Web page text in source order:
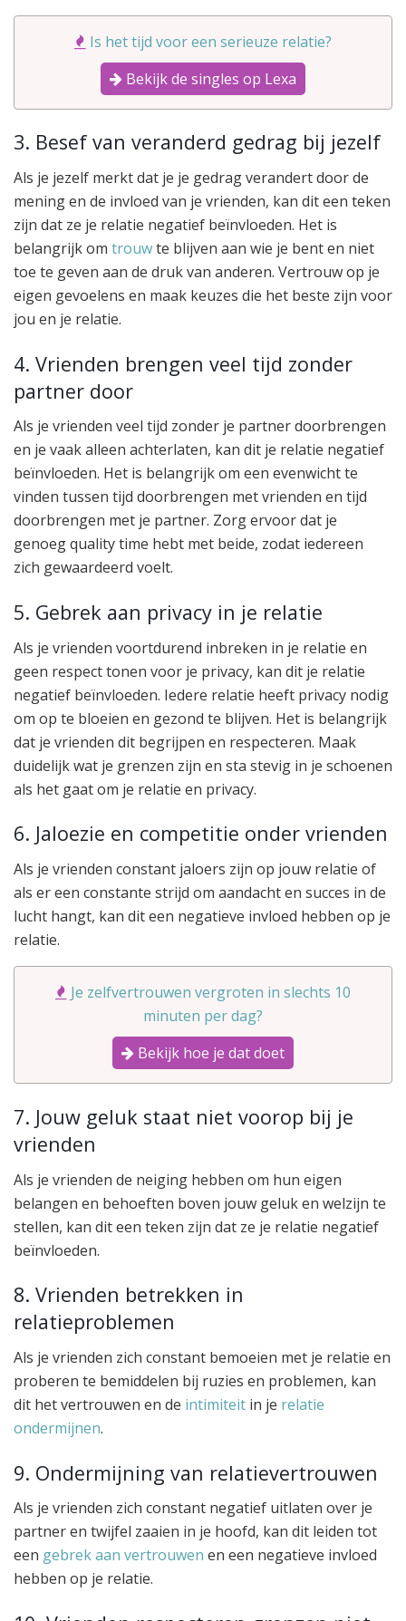
Is het tijd voor een serieuze relatie?
Bekijk de singles op Lexa
3. Besef van veranderd gedrag bij jezelf
Als je jezelf merkt dat je je gedrag verandert door de
mening en de invloed van je vrienden, kan dit een teken
zijn dat ze je relatie negatief beïnvloeden. Het is
belangrijk om trouwte blijven aan wie je bent en niet
toe te geven aan de druk van anderen. Vertrouw op je
eigen gevoelens en maak keuzes die het beste zijn voor
jou en je relatie.
4. Vrienden brengen veel tijd zonder
partner door
Als je vrienden veel tijd zonder je partner doorbrengen
en je vaak alleen achterlaten, kan dit je relatie negatief
beïnvloeden. Het is belangrijk om een evenwicht te
vinden tussen tijd doorbrengen met vrienden en tijd
doorbrengen met je partner. Zorg ervoor dat je
genoeg quality time hebt met beide, zodat iedereen
zich gewaardeerd voelt.
5. Gebrek aan privacy in je relatie
Als je vrienden voortdurend inbreken in je relatie en
geen respect tonen voor je privacy, kan dit je relatie
negatief beïnvloeden. Iedere relatie heeft privacy nodig
om op te bloeien en gezond te blijven. Het is belangrijk
dat je vrienden dit begrijpen en respecteren. Maak
duidelijk wat je grenzen zijn en sta stevig in je schoenen
als het gaat om je relatie en privacy.
6. Jaloezie en competitie onder vrienden
Als je vrienden constant jaloers zijn op jouw relatie of
als er een constante strijd om aandacht en succes in de
lucht hangt, kan dit een negatieve invloed hebben op je
relatie.
Je zelfvertrouwen vergroten in slechts 10
minuten per dag?
Bekijk hoe je dat doet
7. Jouw geluk staat niet voorop bij je
vrienden
Als je vrienden de neiging hebben om hun eigen
belangen en behoeften boven jouw geluk en welzijn te
stellen, kan dit een teken zijn dat ze je relatie negatief
beïnvloeden.
8. Vrienden betrekken in
relatieproblemen
Als je vrienden zich constant bemoeien met je relatie en
proberen te bemiddelen bij ruzies en problemen, kan
dit het vertrouwen en de intimiteit in je relatie
ondermijnen.
9. Ondermijning van relatievertrouwen
Als je vrienden zich constant negatief uitlaten over je
partner en twijfel zaaien in je hoofd, kan dit leiden tot
een gebrek aan vertrouwen en een negatieve invloed
hebben op je relatie.